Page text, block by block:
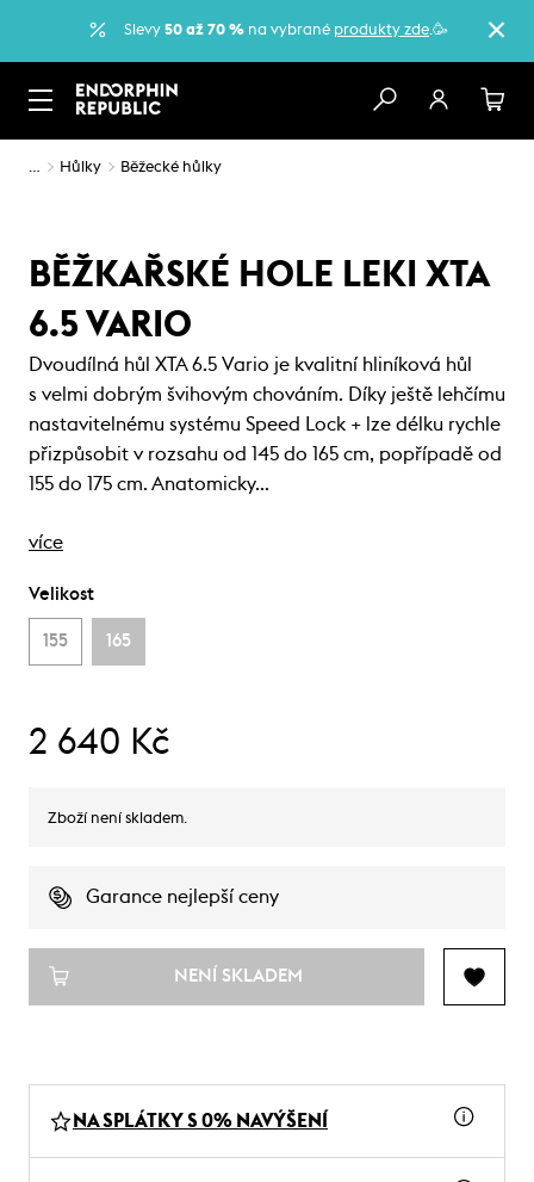
Slevy 50 až 70 % na vybrané produkty zde.🥳
… Hůlky Běžecké hůlky
BĚŽKAŘSKÉ HOLE LEKI XTA
6.5 VARIO
Dvoudílná hůl XTA 6.5 Vario je kvalitní hliníková hůl
s velmi dobrým švihovým chováním. Díky ještě lehčímu
nastavitelnému systému Speed Lock + lze délku rychle
přizpůsobit v rozsahu od 145 do 165 cm, popřípadě od
155 do 175 cm. Anatomicky…
více
Velikost
155 165
2 640 Kč
Zboží není skladem.
Garance nejlepší ceny
NENÍ SKLADEM
NA SPLÁTKY S 0% NAVÝŠENÍ